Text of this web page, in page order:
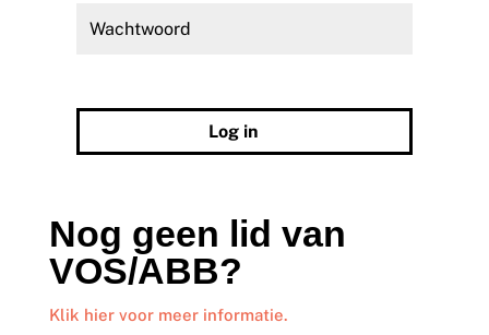
Log in
Nog geen lid van
VOS/ABB?
Klik hier voor meer informatie.